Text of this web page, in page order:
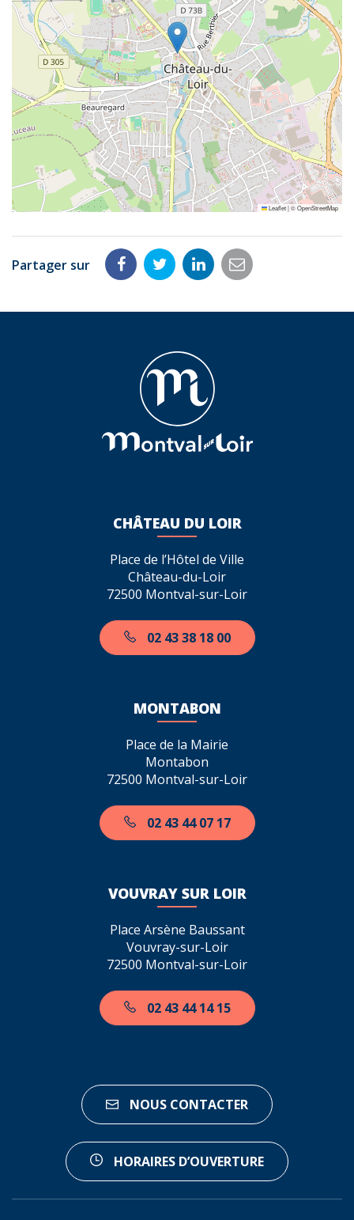
Leaflet|©OpenStreetMap
Partager sur
Partager
Facebook
Partager
Twitter
Partager
LinkedIn
Partager
email
CHÂTEAU DU LOIR
Place de l’Hôtel de Ville
Château-du-Loir
72500 Montval-sur-Loir
02 43 38 18 00
MONTABON
Place de la Mairie
Montabon
72500 Montval-sur-Loir
02 43 44 07 17
VOUVRAY SUR LOIR
Place Arsène Baussant
Vouvray-sur-Loir
72500 Montval-sur-Loir
02 43 44 14 15
NOUS CONTACTER
HORAIRES D’OUVERTURE